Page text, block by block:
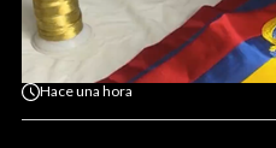
Haceuna hora